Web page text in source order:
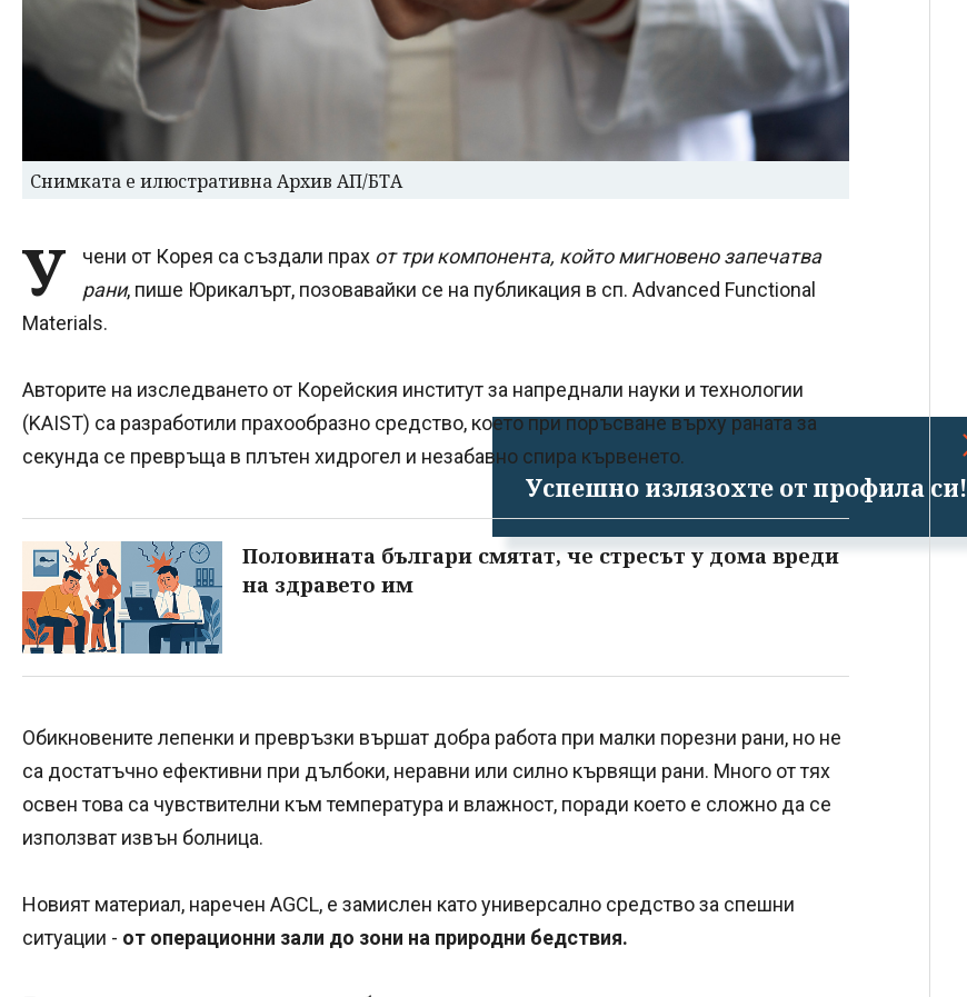
Успешно излязохте от профила си!
Снимката е илюстративна Архив АП/БТА
У чени от Корея са създали прах от три компонента, който мигновено запечатва
рани, пише Юрикалърт, позовавайки се на публикация в сп. Advanced Functional
Materials.
Авторите на изследването от Корейския институт за напреднали науки и технологии
(KAIST) са разработили прахообразно средство, което при поръсване върху раната за
секунда се превръща в плътен хидрогел и незабавно спира кървенето.
Половината българи смятат, че стресът у дома вреди
на здравето им
Обикновените лепенки и превръзки вършат добра работа при малки порезни рани, но не
са достатъчно ефективни при дълбоки, неравни или силно кървящи рани. Много от тях
освен това са чувствителни към температура и влажност, поради което е сложно да се
използват извън болница.
Новият материал, наречен AGCL, е замислен като универсално средство за спешни
ситуации - от операционни зали до зони на природни бедствия.